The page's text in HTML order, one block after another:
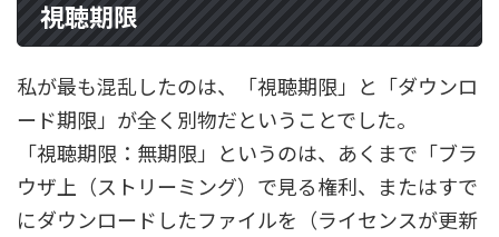
視聴期限
私が最も混乱したのは、「視聴期限」と「ダウンロ
ード期限」が全く別物だということでした。
「視聴期限：無期限」というのは、あくまで「ブラ
ウザ上（ストリーミング）で見る権利、またはすで
にダウンロードしたファイルを（ライセンスが更新